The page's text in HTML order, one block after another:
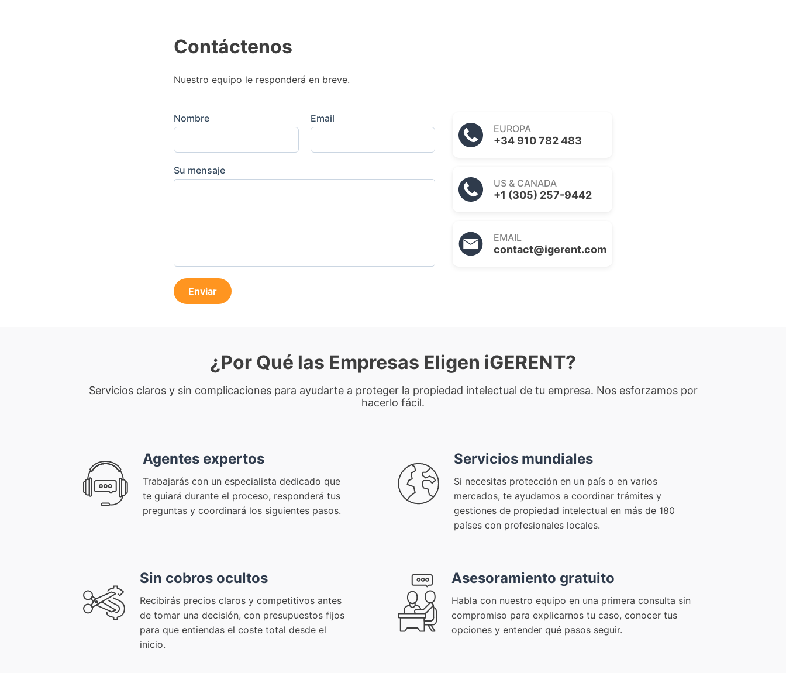
Contáctenos
Nuestro equipo le responderá en breve.
Nombre Email
Su mensaje
Enviar
EUROPA
+34 910 782 483
US & CANADA
+1 (305) 257-9442
EMAIL
contact@igerent.com
¿Por Qué las Empresas Eligen iGERENT?
Servicios claros y sin complicaciones para ayudarte a proteger la propiedad intelectual de tu empresa. Nos esforzamos por
hacerlo fácil.
Agentes expertos
Trabajarás con un especialista dedicado que
te guiará durante el proceso, responderá tus
preguntas y coordinará los siguientes pasos.
Servicios mundiales
Si necesitas protección en un país o en varios
mercados, te ayudamos a coordinar trámites y
gestiones de propiedad intelectual en más de 180
países con profesionales locales.
Sin cobros ocultos
Recibirás precios claros y competitivos antes
de tomar una decisión, con presupuestos fijos
para que entiendas el coste total desde el
inicio.
Asesoramiento gratuito
Habla con nuestro equipo en una primera consulta sin
compromiso para explicarnos tu caso, conocer tus
opciones y entender qué pasos seguir.